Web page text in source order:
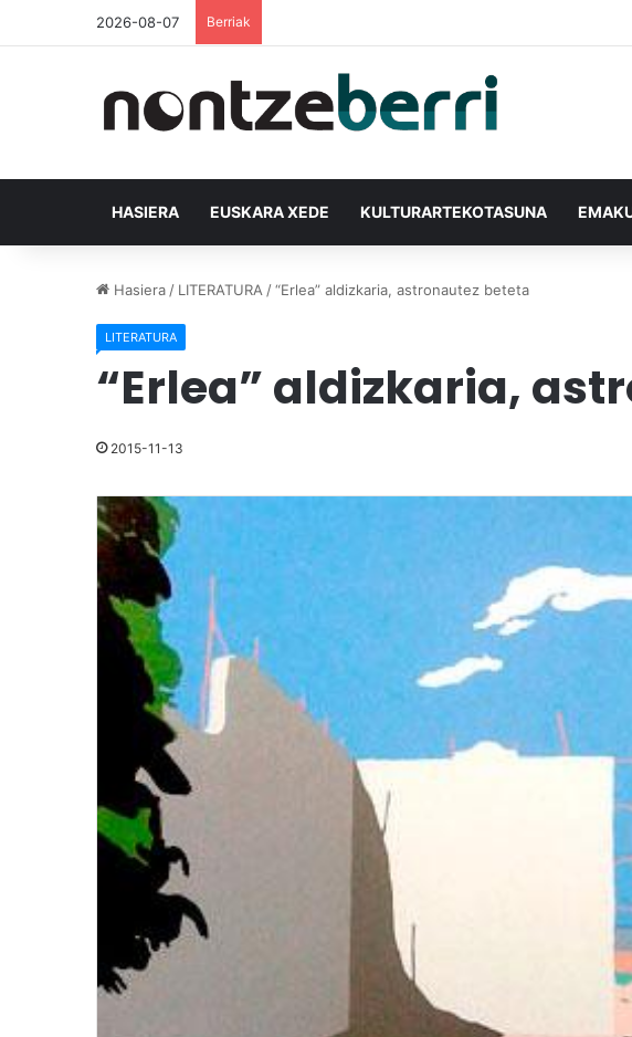
2026-08-07 Berriak
HASIERA EUSKARA XEDE KULTURARTEKOTASUNA
Hasiera / LITERATURA /“Erlea” aldizkaria, astronautez beteta
LITERATURA
“Erlea” aldizkaria,
2015-11-13